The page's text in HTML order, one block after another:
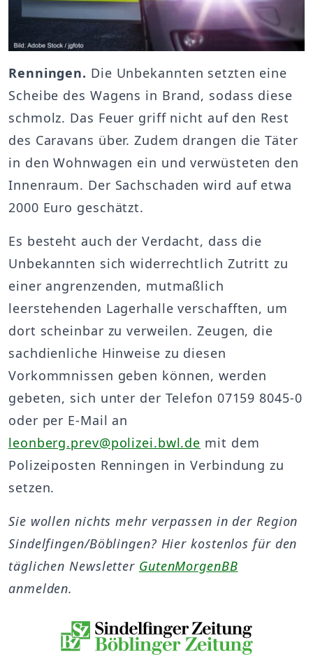
Renningen. Die Unbekannten setzten eine
Scheibe des Wagens in Brand, sodass diese
schmolz. Das Feuer griff nicht auf den Rest
des Caravans über. Zudem drangen die Täter
in den Wohnwagen ein und verwüsteten den
Innenraum. Der Sachschaden wird auf etwa
2000 Euro geschätzt.
Es besteht auch der Verdacht, dass die
Unbekannten sich widerrechtlich Zutritt zu
einer angrenzenden, mutmaßlich
leerstehenden Lagerhalle verschafften, um
dort scheinbar zu verweilen. Zeugen, die
sachdienliche Hinweise zu diesen
Vorkommnissen geben können, werden
gebeten, sich unter der Telefon 07159 8045-0
oder per E-Mail an
leonberg.prev@polizei.bwl.de mit dem
Polizeiposten Renningen in Verbindung zu
setzen.
Sie wollen nichts mehr verpassen in der Region
Sindelfingen/Böblingen? Hier kostenlos für den
täglichen Newsletter GutenMorgenBB
anmelden.